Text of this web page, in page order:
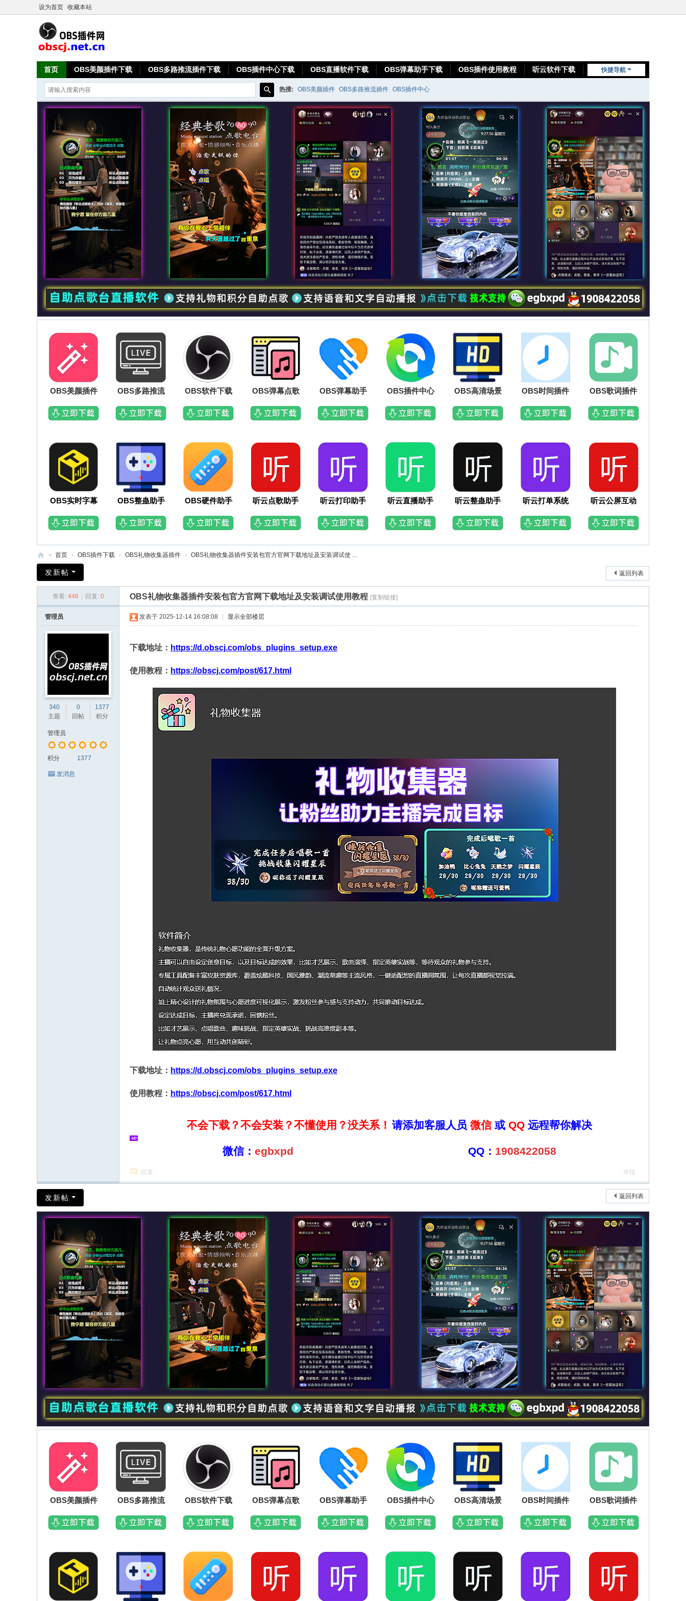
设为首页 收藏本站
快捷导航
首页 OBS美颜插件下载 OBS多路推流插件下载 OBS插件中心下载 OBS直播软件下载 OBS弹幕助手下载 OBS插件使用教程 听云软件下载
搜
索
热搜: OBS美颜插件 OBS多路推流插件 OBS插件中心
OBS美颜插件 OBS多路推流 OBS软件下载 OBS弹幕点歌 OBS弹幕助手 OBS插件中心 OBS高清场景 OBS时间插件 OBS歌词插件
OBS实时字幕 OBS整蛊助手 OBS硬件助手 听云点歌助手 听云打印助手 听云直播助手 听云整蛊助手 听云打单系统 听云公屏互动
B
» 首页 › OBS插件下载 › OBS礼物收集器插件 › OBS礼物收集器插件安装包官方官网下载地址及安装调试使 ...
返回列表
发新帖
查看: 446 回复: 0 OBS礼物收集器插件安装包官方官网下载地址及安装调试使用教程 [复制链接]
管理员
340
主题
0
回帖
1377
积分
管理员
积分 1377
发消息
发表于 2025-12-14 16:08:08 显示全部楼层
下载地址： https://d.obscj.com/obs_plugins_setup.exe
使用教程： https://obscj.com/post/617.html
下载地址： https://d.obscj.com/obs_plugins_setup.exe
使用教程： https://obscj.com/post/617.html
不会下载？不会安装？不懂使用？没关系！ 请添加客服人员 微信或 QQ远程帮你解决
微信： egbxpd QQ： 1908422058
回复 举报
返回列表
发新帖
OBS美颜插件 OBS多路推流 OBS软件下载 OBS弹幕点歌 OBS弹幕助手 OBS插件中心 OBS高清场景 OBS时间插件 OBS歌词插件